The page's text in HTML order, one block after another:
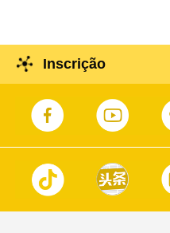
Inscrição